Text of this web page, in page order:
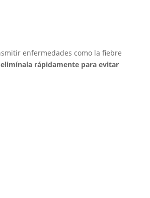
enfermedades como la fiebre
rápidamente para evitar